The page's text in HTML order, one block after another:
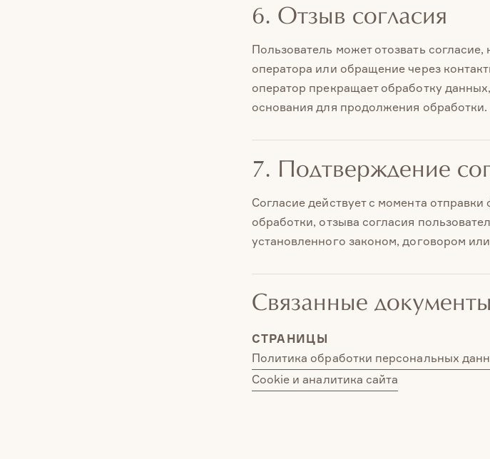
6. Отзыв согласия
Пользователь может отозвать
оператора или обращение через
оператор прекращает обработку
основания для продолжения обработки.
7. Подтверждение
Согласие действует с момента
обработки, отзыва согласия
установленного законом, договором
Связанные документы
СТРАНИЦЫ
Политика обработки персональных
Cookie и аналитика сайта